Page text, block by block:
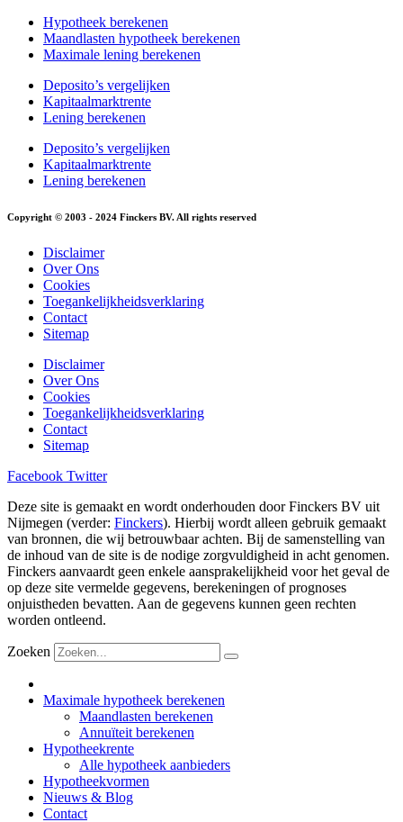
Hypotheek berekenen
Maandlasten hypotheek berekenen
Maximale lening berekenen
Deposito’s vergelijken
Kapitaalmarktrente
Lening berekenen
Deposito’s vergelijken
Kapitaalmarktrente
Lening berekenen
Copyright © 2003 - 2024 Finckers BV. All rights reserved
Disclaimer
Over Ons
Cookies
Toegankelijkheidsverklaring
Contact
Sitemap
Disclaimer
Over Ons
Cookies
Toegankelijkheidsverklaring
Contact
Sitemap
Facebook Twitter
Deze site is gemaakt en wordt onderhouden door Finckers BV uit
Nijmegen (verder: Finckers). Hierbij wordt alleen gebruik gemaakt
van bronnen, die wij betrouwbaar achten. Bij de samenstelling van
de inhoud van de site is de nodige zorgvuldigheid in acht genomen.
Finckers aanvaardt geen enkele aansprakelijkheid voor het geval de
op deze site vermelde gegevens, berekeningen of prognoses
onjuistheden bevatten. Aan de gegevens kunnen geen rechten
worden ontleend.
Zoeken
Maximale hypotheek berekenen
Maandlasten berekenen
Annuïteit berekenen
Hypotheekrente
Alle hypotheek aanbieders
Hypotheekvormen
Nieuws & Blog
Contact